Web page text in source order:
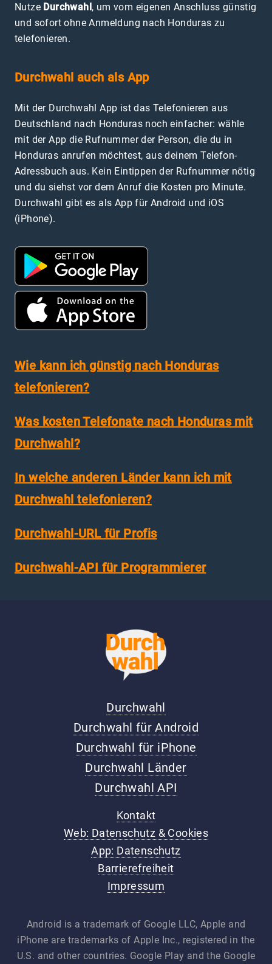
Nutze Durchwahl, um vom eigenen Anschluss günstig
und sofort ohne Anmeldung nach Honduras zu
telefonieren.
Durchwahl auch als App
Mit der Durchwahl App ist das Telefonieren aus
Deutschland nach Honduras noch einfacher: wähle
mit der App die Rufnummer der Person, die du in
Honduras anrufen möchtest, aus deinem Telefon-
Adressbuch aus. Kein Eintippen der Rufnummer nötig
und du siehst vor dem Anruf die Kosten pro Minute.
Durchwahl gibt es als App für Android und iOS
(iPhone).
Wie kann ich günstig nach Honduras
telefonieren?
Was kosten Telefonate nach Honduras mit
Durchwahl?
In welche anderen Länder kann ich mit
Durchwahl telefonieren?
Durchwahl-URL für Profis
Durchwahl-API für Programmierer
Durchwahl
Durchwahl für Android
Durchwahl für iPhone
Durchwahl Länder
Durchwahl API
Kontakt
Web: Datenschutz & Cookies
App: Datenschutz
Barrierefreiheit
Impressum
Android is a trademark of Google LLC, Apple and
iPhone are trademarks of Apple Inc., registered in the
U.S. and other countries. Google Play and the Google